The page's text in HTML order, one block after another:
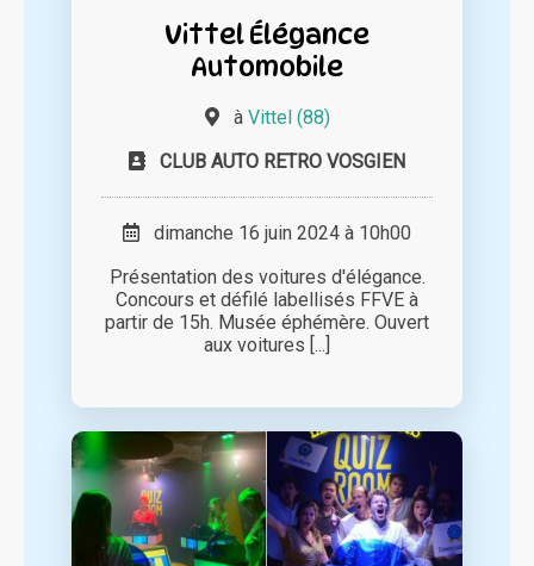
Vittel Élégance
Automobile
à Vittel (88)
CLUB AUTO RETRO VOSGIEN
dimanche 16 juin 2024 à 10h00
Présentation des voitures d'élégance.
Concours et défilé labellisés FFVE à
partir de 15h. Musée éphémère. Ouvert
aux voitures [...]